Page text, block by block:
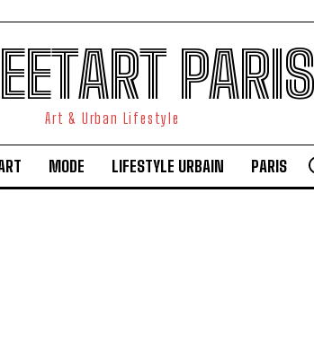
PARIS
Art & Urban Lifestyle
MODE LIFESTYLE URBAIN PARIS